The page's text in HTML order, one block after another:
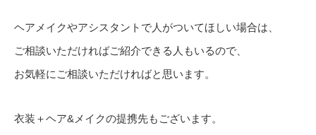
ヘアメイクやアシスタントで人がついてほしい場合は、
ご相談いただければご紹介できる人もいるので、
お気軽にご相談いただければと思います。
衣装＋ヘア&メイクの提携先もございます。